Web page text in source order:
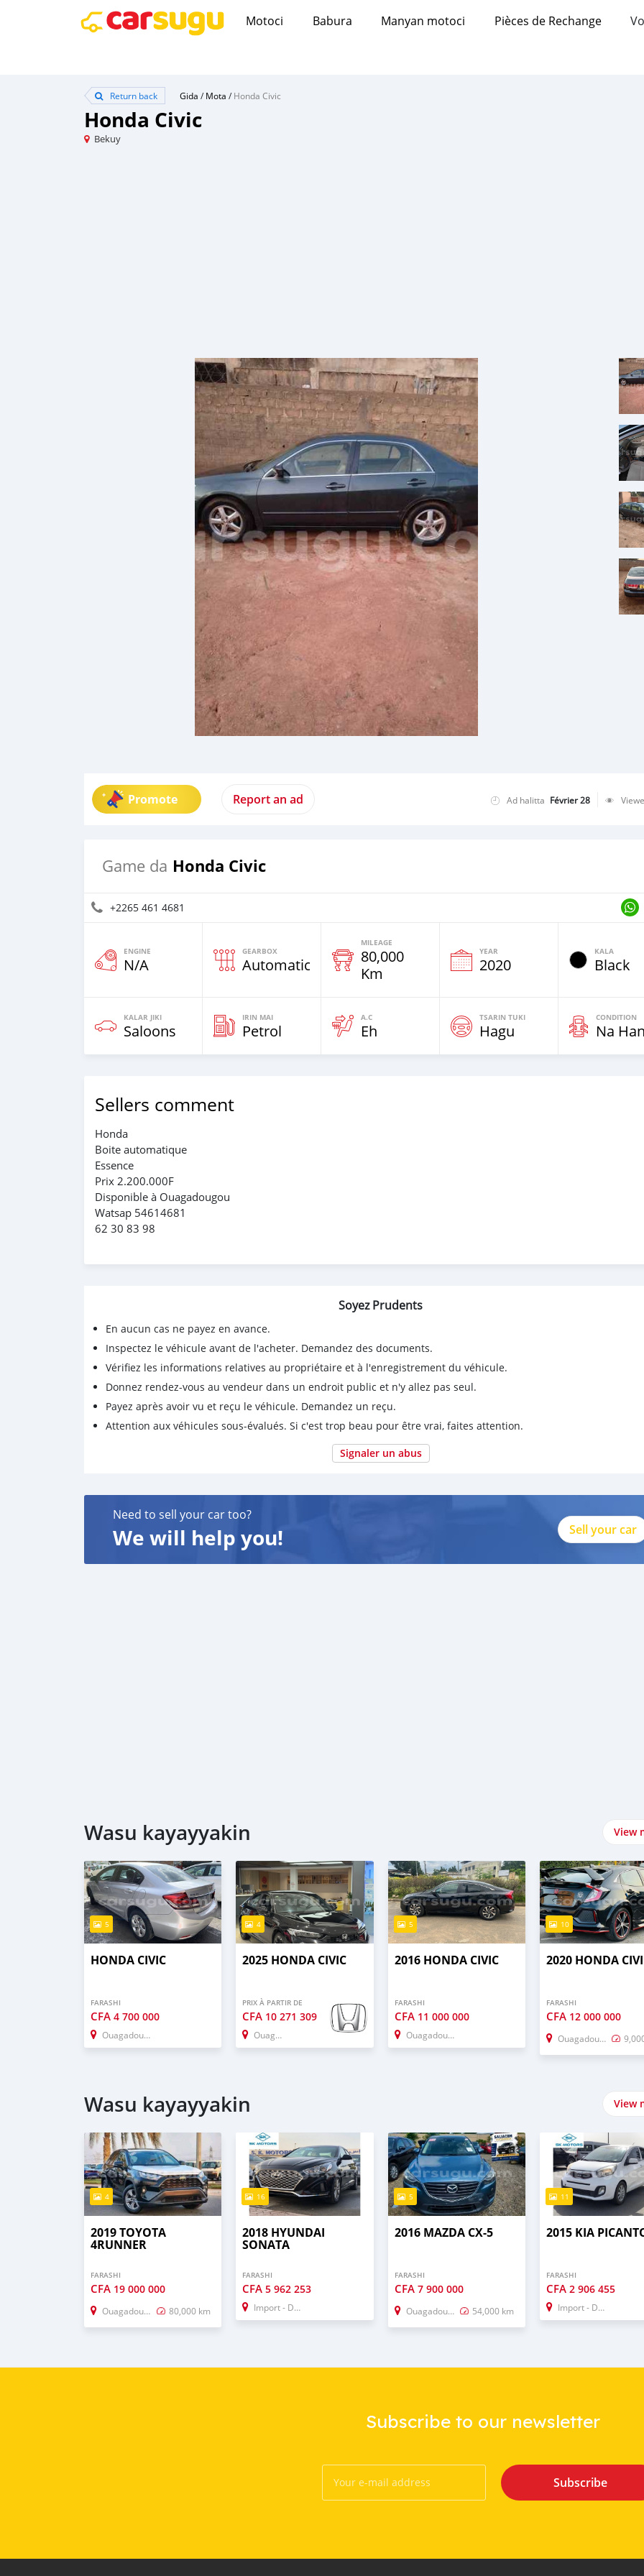
Motoci Babura Manyan motoci Pièces de Rechange
Return back Gida /Mota /Honda Civic
Honda Civic
Bekuy
Promote Report an ad Ad halitta Février 28
Game da Honda Civic
+2265 461 4681
ENGINE
N/A
GEARBOX
Automatic
MILEAGE
80,000
Km
YEAR
2020
KALA
Black
KALAR JIKI
Saloons
IRIN MAI
Petrol
A.C
Eh
TSARIN TUKI
Hagu
CONDITION
Na
Sellers comment
Honda
Boite automatique
Essence
Prix 2.200.000F
Disponible à Ouagadougou
Watsap 54614681
62 30 83 98
Soyez Prudents
En aucun cas ne payez en avance.
Inspectez le véhicule avant de l'acheter. Demandez des documents.
Vérifiez les informations relatives au propriétaire et à l'enregistrement du véhicule.
Donnez rendez-vous au vendeur dans un endroit public et n'y allez pas seul.
Payez après avoir vu et reçu le véhicule. Demandez un reçu.
Attention aux véhicules sous-évalués. Si c'est trop beau pour être vrai, faites attention.
Signaler un abus
Need to sell your car too?
We will help you! Sell your car
Wasu kayayyakin View
5
HONDA CIVIC
FARASHI
CFA 4 700 000
Ouagadougou
4
2025 HONDA CIVIC
PRIX À PARTIR DE
CFA 10 271 309
Ouagadougou
5
2016 HONDA CIVIC
FARASHI
CFA 11 000 000
Ouagadougou
10
2020 HONDA
FARASHI
CFA 12 000 000
Ouagadougou
Wasu kayayyakin View
4
2019 TOYOTA
4RUNNER
FARASHI
CFA 19 000 000
Ouagadougou 80,000 km
16
2018 HYUNDAI
SONATA
FARASHI
CFA5 962 253
Import - Dubai
5
2016 MAZDA CX-5
FARASHI
CFA 7 900 000
Ouagadougou 54,000 km
11
2015 KIA
FARASHI
CFA 2 906 455
Import - Dubai
Subscribe to our newsletter
Subscribe